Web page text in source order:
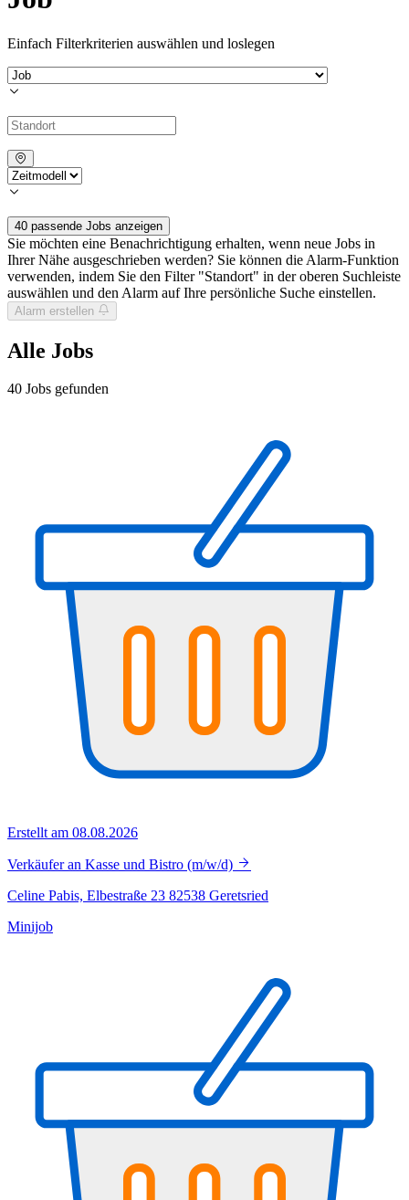
Einfach Filterkriterien auswählen und loslegen
40 passende Jobs anzeigen
Sie möchten eine Benachrichtigung erhalten, wenn neue Jobs in
Ihrer Nähe ausgeschrieben werden? Sie können die Alarm-Funktion
verwenden, indem Sie den Filter "Standort" in der oberen Suchleiste
auswählen und den Alarm auf Ihre persönliche Suche einstellen.
Alarm erstellen
Alle Jobs
40 Jobs gefunden
Erstellt am 08.08.2026
Verkäufer an Kasse und Bistro (m/w/d)
Celine Pabis, Elbestraße 23 82538 Geretsried
Minijob